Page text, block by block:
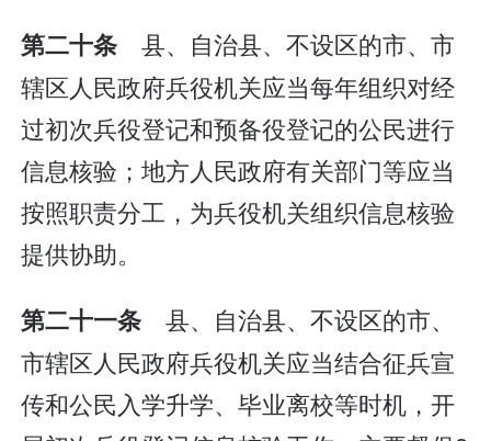
第二十条 县、自治县、不设区的市、市
辖区人民政府兵役机关应当每年组织对经
过初次兵役登记和预备役登记的公民进行
信息核验；地方人民政府有关部门等应当
按照职责分工，为兵役机关组织信息核验
提供协助。
第二十一条 县、自治县、不设区的市、
市辖区人民政府兵役机关应当结合征兵宣
传和公民入学升学、毕业离校等时机，开